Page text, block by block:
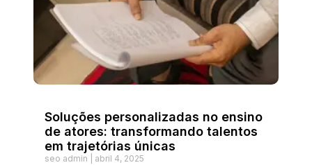
Soluções personalizadas no ensino
de atores: transformando talentos
em trajetórias únicas
seo admin abril 4, 2025